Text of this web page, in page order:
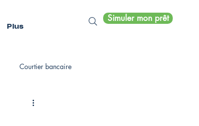
Plus
Simuler mon prêt
Courtier bancaire